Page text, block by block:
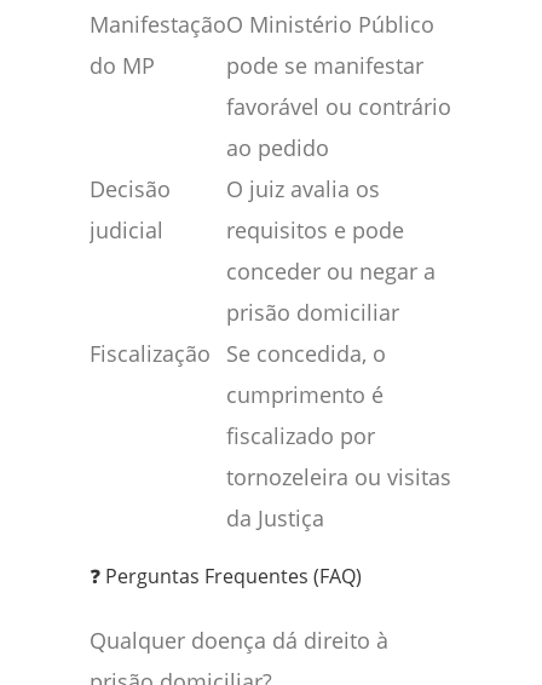
Manifestação
do MP
O Ministério Público
pode se manifestar
favorável ou contrário
ao pedido
Decisão
judicial
O juiz avalia os
requisitos e pode
conceder ou negar a
prisão domiciliar
Fiscalização
Se concedida, o
cumprimento é
fiscalizado por
tornozeleira ou visitas
da Justiça
❓ Perguntas Frequentes (FAQ)
Qualquer doença dá direito à